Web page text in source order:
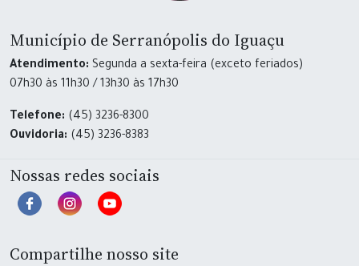
Município de Serranópolis do Iguaçu
Atendimento: Segunda a sexta-feira (exceto feriados)
07h30 às 11h30 / 13h30 às 17h30
Telefone: (45) 3236-8300
Ouvidoria: (45) 3236-8383
Nossas redes sociais
Compartilhe nosso site